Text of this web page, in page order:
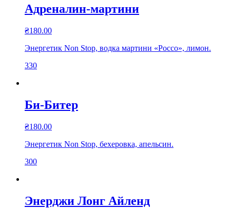
Адреналин-мартини
₴180.00
Энергетик Non Stop, водка мартини «Россо», лимон.
330
Би-Битер
₴180.00
Энергетик Non Stop, бехеровка, апельсин.
300
Энерджи Лонг Айленд